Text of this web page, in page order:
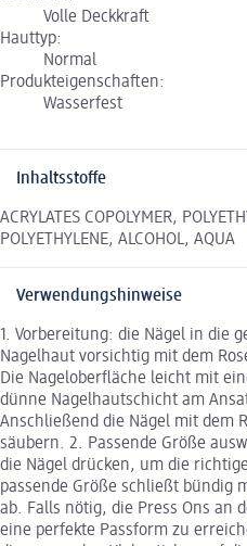
Volle Deckkraft
Hauttyp:
Normal
Produkteigenschaften:
Wasserfest
Inhaltsstoffe
ACRYLATES COPOLYMER,
POLYETHYLENE, ALCOHOL, AQUA
Verwendungshinweise
1. Vorbereitung: die Nägel in die
Nagelhaut vorsichtig mit dem
Die Nageloberfläche leicht mit
dünne Nagelhautschicht am
Anschließend die Nägel mit dem
säubern. 2. Passende Größe
die Nägel drücken, um die
passende Größe schließt bündig
ab. Falls nötig, die Press Ons an
eine perfekte Passform zu